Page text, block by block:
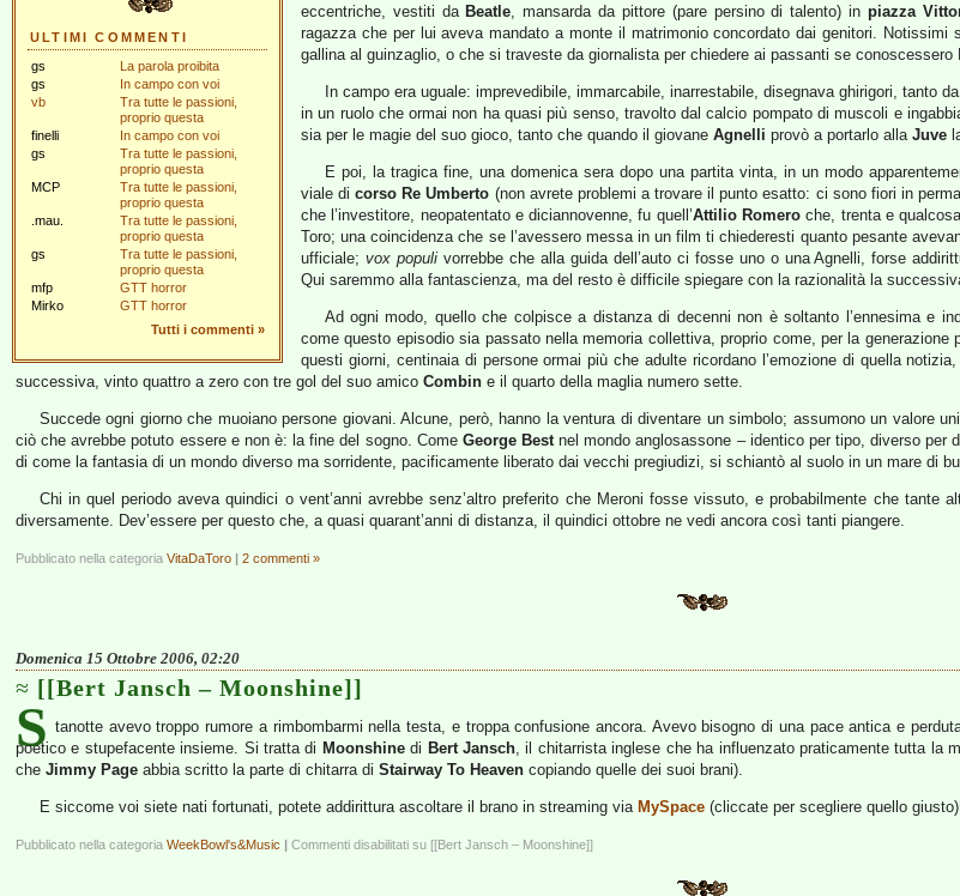
ULTIMI COMMENTI
gs
La parola proibita
gs
In campo con voi
vb
Tra tutte le passioni,
proprio questa
finelli
In campo con voi
gs
Tra tutte le passioni,
proprio questa
MCP
Tra tutte le passioni,
proprio questa
.mau.
Tra tutte le passioni,
proprio questa
gs
Tra tutte le passioni,
proprio questa
mfp
GTT horror
Mirko
GTT horror
Tutti i commenti »
eccentriche, vestiti da Beatle, mansarda da pittore (pare persino di talento) in piazza
ragazza che per lui aveva mandato a monte il matrimonio concordato dai genitori.
gallina al guinzaglio, o che si traveste da giornalista per chiedere ai passanti se
In campo era uguale: imprevedibile, immarcabile, inarrestabile, disegnava ghirigori, tanto
in un ruolo che ormai non ha quasi più senso, travolto dal calcio pompato di muscoli e
sia per le magie del suo gioco, tanto che quando il giovane Agnelli provò a portarlo alla Juve
E poi, la tragica fine, una domenica sera dopo una partita vinta, in un modo
viale dicorso Re Umberto (non avrete problemi a trovare il punto esatto: ci sono fiori in
che l’investitore, neopatentato e diciannovenne, fu quell’Attilio Romero che, trenta e
Toro; una coincidenza che se l’avessero messa in un film ti chiederesti quanto pesante
ufficiale; vox populivorrebbe che alla guida dell’auto ci fosse uno o una Agnelli, forse
Qui saremmo alla fantascienza, ma del resto è difficile spiegare con la razionalità la
Ad ogni modo, quello che colpisce a distanza di decenni non è soltanto l’ennesima e
come questo episodio sia passato nella memoria collettiva, proprio come, per la generazione
questi giorni, centinaia di persone ormai più che adulte ricordano l’emozione di quella
successiva, vinto quattro a zero con tre gol del suo amico Combin e il quarto della maglia numero sette.
Succede ogni giorno che muoiano persone giovani. Alcune, però, hanno la ventura di diventare un simbolo; assumono un valore
ciò che avrebbe potuto essere e non è: la fine del sogno. Come George Bestnel mondo anglosassone – identico per tipo, diverso per
di come la fantasia di un mondo diverso ma sorridente, pacificamente liberato dai vecchi pregiudizi, si schiantò al suolo in un mare di
Chi in quel periodo aveva quindici o vent’anni avrebbe senz’altro preferito che Meroni fosse vissuto, e probabilmente che
diversamente. Dev’essere per questo che, a quasi quarant’anni di distanza, il quindici ottobre ne vedi ancora così tanti piangere.
Pubblicato nella categoria VitaDaToro | 2 commenti »
Domenica 15 Ottobre 2006, 02:20
[[Bert Jansch – Moonshine]]
S tanotte avevo troppo rumore a rimbombarmi nella testa, e troppa confusione ancora. Avevo bisogno di una pace antica e
poetico e stupefacente insieme. Si tratta di Moonshinedi Bert Jansch, il chitarrista inglese che ha influenzato praticamente tutta la
che Jimmy Page abbia scritto la parte di chitarra di Stairway To Heaven copiando quelle dei suoi brani).
E siccome voi siete nati fortunati, potete addirittura ascoltare il brano in streaming via MySpace(cliccate per scegliere quello
Pubblicato nella categoria WeekBowl's&Music | Commenti disabilitati su [[Bert Jansch – Moonshine]]